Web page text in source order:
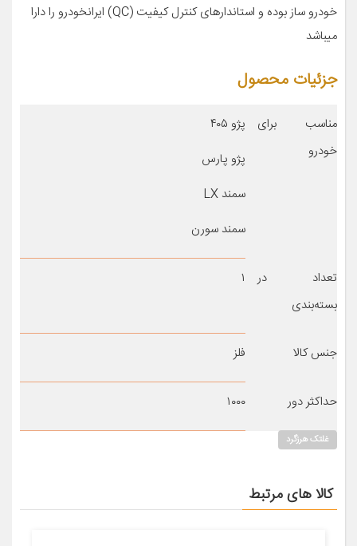
خودرو ساز بوده و استاندارهای کنترل کیفیت (QC) ایرانخودرو را دارا
میباشد
جزئیات محصول
مناسب برای
خودرو
پژو ۴۰۵
پژو پارس
سمند LX
سمند سورن
تعداد در
بسته‌بندی
۱
جنس کالا فلز
حداکثر دور ۱۰۰۰
غلتک هرزگرد
کالا های مرتبط